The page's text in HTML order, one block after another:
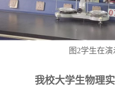
图 2学生在
我校大学生物理